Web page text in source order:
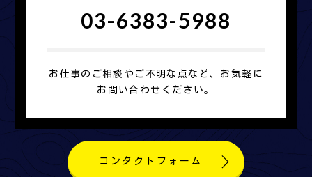
03-6383-5988
お仕事のご相談やご不明な点など、お気軽に
お問い合わせください。
コンタクトフォーム